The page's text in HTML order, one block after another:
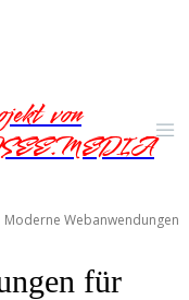
von
Moderne Webanwendungen
für